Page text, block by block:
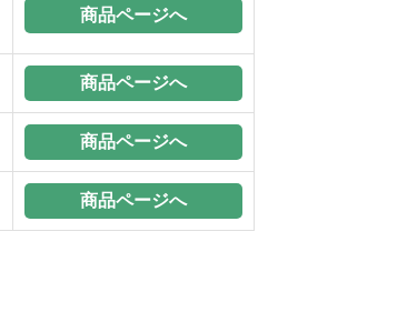
商品ページへ
商品ページへ
商品ページへ
商品ページへ